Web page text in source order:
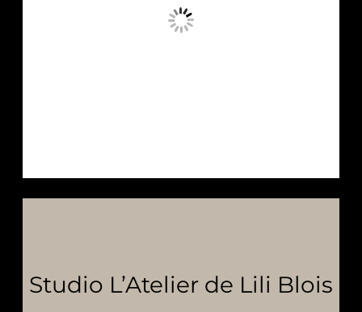
Studio L’Atelier de Lili Blois